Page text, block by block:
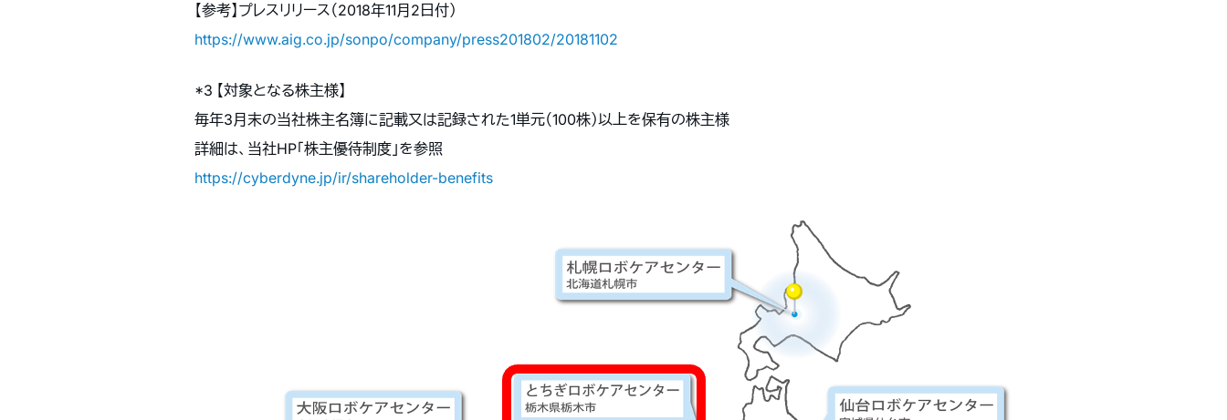
【参考】プレスリリース（2018年11月2日付）
https://www.aig.co.jp/sonpo/company/press201802/20181102
*3 【対象となる株主様】
毎年3月末の当社株主名簿に記載又は記録された1単元（100株）以上を保有の株主様
詳細は、当社HP「株主優待制度」を参照
https://cyberdyne.jp/ir/shareholder-benefits